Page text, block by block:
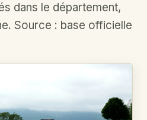
dans le département,
Source : base officielle